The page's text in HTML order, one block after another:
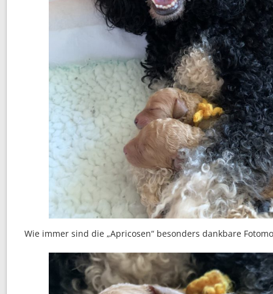
Wie immer sind die „Apricosen“ besonders dankbare